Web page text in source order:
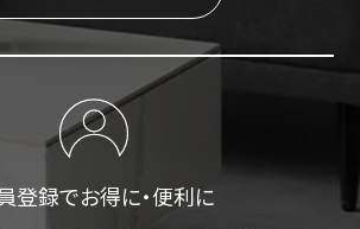
登録でお得に・便利に